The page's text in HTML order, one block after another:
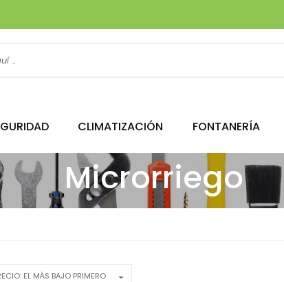
CLIMATIZACIÓN FONTANERÍA
Microrriego
EL MÁS BAJO PRIMERO